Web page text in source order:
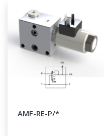
AMF-RE-P/*